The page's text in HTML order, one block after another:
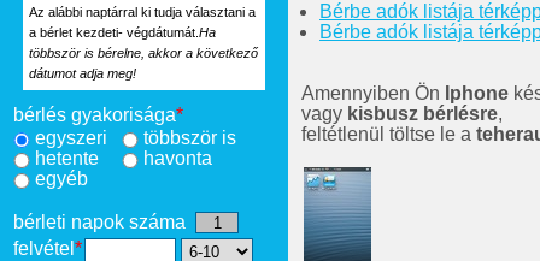
Az alábbi naptárral ki tudja választani a
a bérlet kezdeti- végdátumát. Ha
többször is bérelne, akkor a következő
dátumot adja meg!
bérlés gyakorisága*
egyszeri
többször is
hetente
havonta
egyéb
bérleti napok száma
felvétel *
Bérbe adók listája
Bérbe adók listája
Amennyiben Ön Iphone
vagy kisbusz bérlésre,
feltétlenül töltse le a